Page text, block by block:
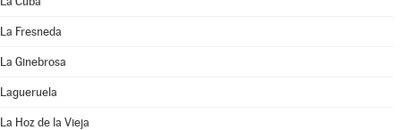
La Fresneda
La Ginebrosa
Lagueruela
La Hoz de la Vieja